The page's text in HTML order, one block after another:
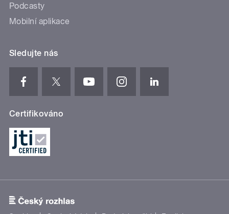
Podcasty
Mobilní aplikace
Sledujte nás
Certifikováno